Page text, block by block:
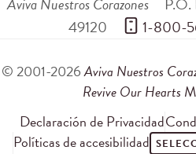
49120
1-800-
© 2001-2026Aviva Nuestros
Revive Our Hearts
Declaración de Privacidad
Políticas de accesibilidad